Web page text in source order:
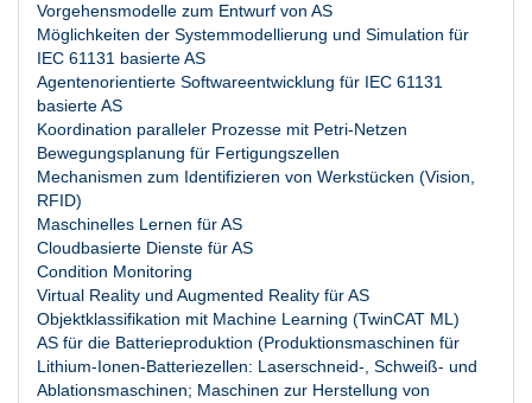
Vorgehensmodelle zum Entwurf von AS
Möglichkeiten der Systemmodellierung und Simulation für
IEC 61131 basierte AS
Agentenorientierte Softwareentwicklung für IEC 61131
basierte AS
Koordination paralleler Prozesse mit Petri-Netzen
Bewegungsplanung für Fertigungszellen
Mechanismen zum Identifizieren von Werkstücken (Vision,
RFID)
Maschinelles Lernen für AS
Cloudbasierte Dienste für AS
Condition Monitoring
Virtual Reality und Augmented Reality für AS
Objektklassifikation mit Machine Learning (TwinCAT ML)
AS für die Batterieproduktion (Produktionsmaschinen für
Lithium-Ionen-Batteriezellen: Laserschneid-, Schweiß- und
Ablationsmaschinen; Maschinen zur Herstellung von